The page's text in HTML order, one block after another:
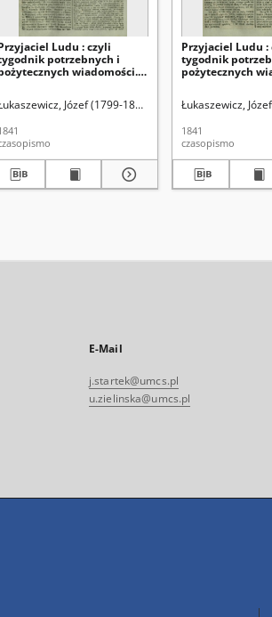
Ludu : czyli
potrzebnych i
wiadomości.
Józef (1799-1873). Red.
Przyjaciel Ludu :
tygodnik
pożytecznych
Łukaszewicz,
1841
czasopismo
E-Mail
j.startek@umcs.pl
u.zielinska@umcs.pl